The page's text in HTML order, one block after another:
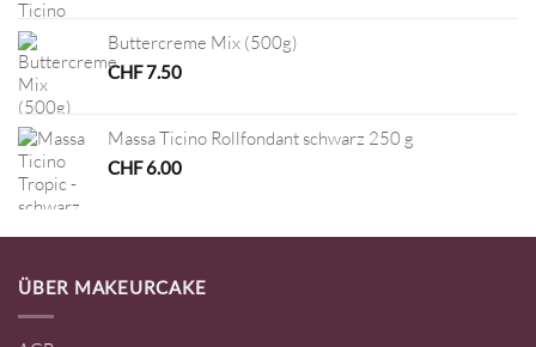
Buttercreme Mix (500g)
CHF7.50
Massa Ticino Rollfondant schwarz 250 g
CHF6.00
ÜBER MAKEURCAKE